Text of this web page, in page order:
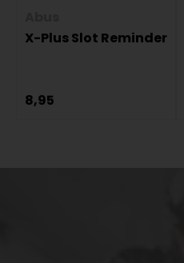
X-Plus Slot Reminder
8,95